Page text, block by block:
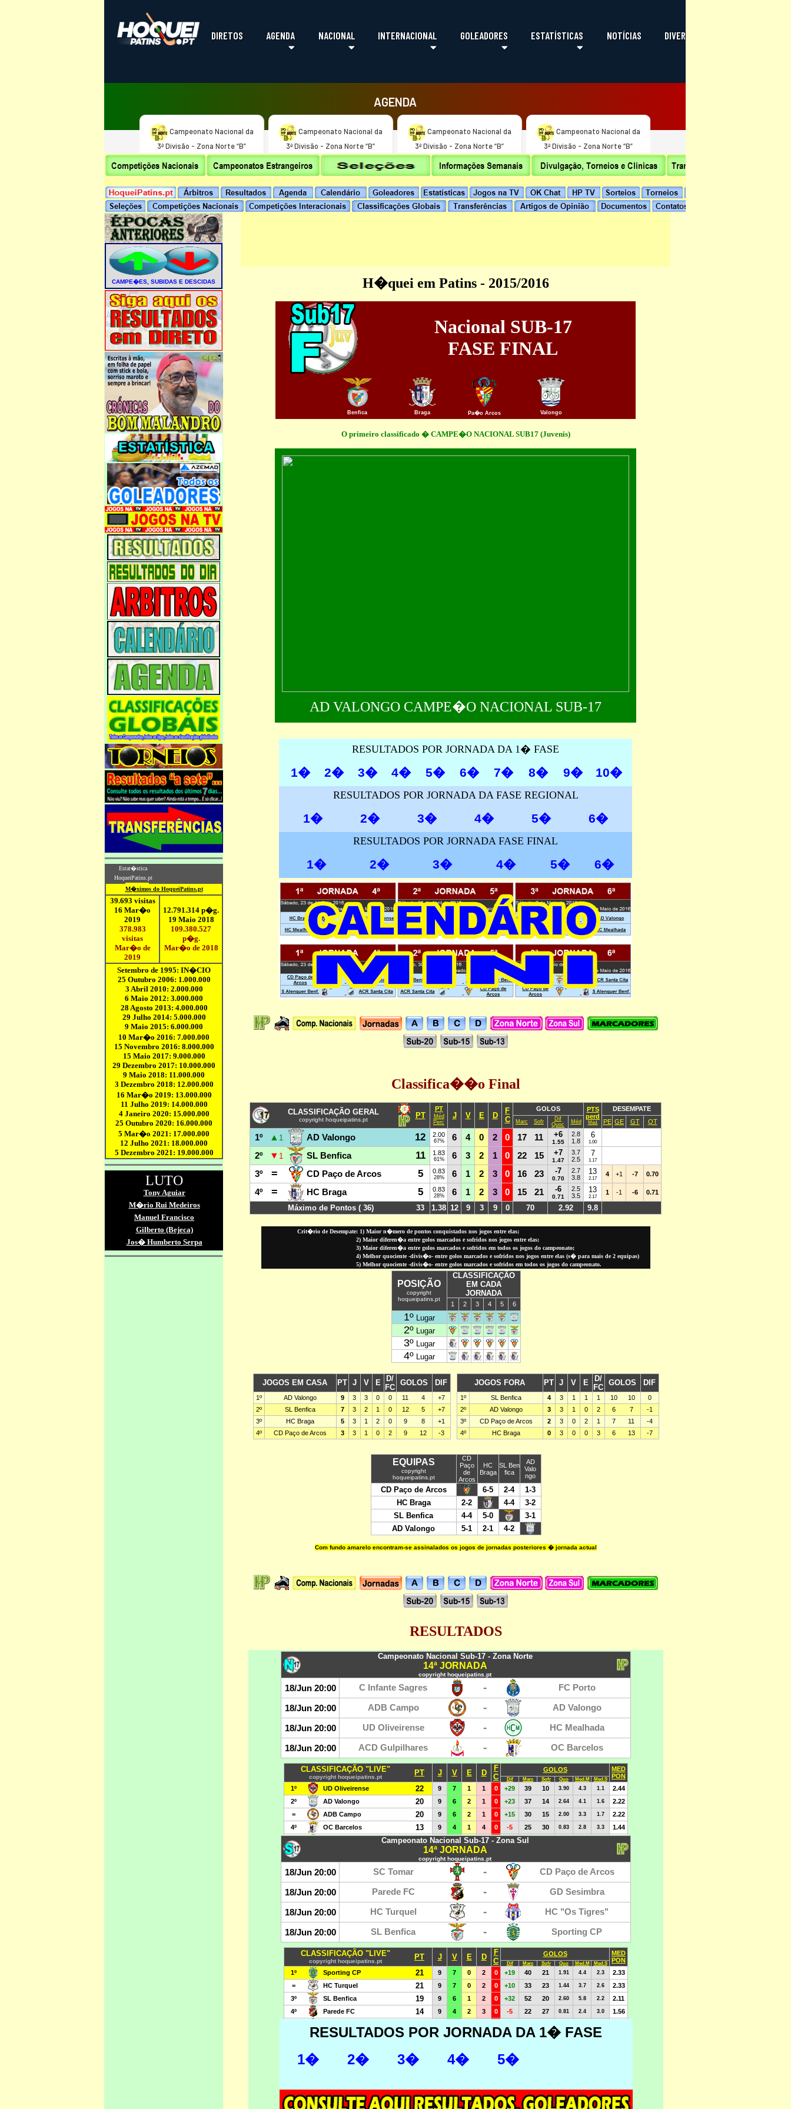
H�quei em Patins - 2015/2016
Nacional SUB-17
FASE FINAL
Benfica Braga Pa�o Arcos Valongo
O primeiro classificado � CAMPE�O NACIONAL SUB17 (Juvenis)
AD VALONGO CAMPE�O NACIONAL SUB-17
RESULTADOS POR JORNADA DA 1� FASE
1� 2� 3� 4� 5� 6� 7� 8� 9� 10�
RESULTADOS POR JORNADA DA FASE REGIONAL
1� 2� 3� 4� 5� 6�
RESULTADOS POR JORNADA FASE FINAL
1� 2� 3� 4� 5� 6�
Classifica��o Final
CLASSIFICAÇÃO GERAL
copyright hoqueipatins.pt PT
PT
Méd
Perc
J V E D
F
C
GOLOS
PTS
perd
Méd.
DESEMPATE
Marc Sofr
Dif
Quoc
Méd PE GE GT QT
1º ▲ 1 AD Valongo 12 2.00
67% 6 4 0 2 0 17 11 +6
1.55
2.8
1.8
6
1.00
2º ▼ 1 SL Benfica 11 1.83
61% 6 3 2 1 0 22 15 +7
1.47
3.7
2.5
7
1.17
3º = CD Paço de Arcos 5 0.83
28% 6 1 2 3 0 16 23 -7
0.70
2.7
3.8
13
2.17
4 +1 -7 0.70
4º = HC Braga 5 0.83
28% 6 1 2 3 0 15 21 -6
0.71
2.5
3.5
13
2.17
1 -1 -6 0.71
Máximo de Pontos ( 36) 33 1.38 12 9 3 9 0 70 2.92 9.8
Crit�rio de Desempate: 1) Maior n�mero de pontos conquistados nos jogos entre elas;
2) Maior diferen�a entre golos marcados e sofridos nos jogos entre elas;
3) Maior diferen�a entre golos marcados e sofridos em todos os jogos do campeonato;
4) Melhor quociente -divis�o- entre golos marcados e sofridos nos jogos entre elas (s� para mais de 2 equipas)
5) Melhor quociente -divis�o- entre golos marcados e sofridos em todos os jogos do campeonato.
Com fundo amarelo encontram-se assinalados os jogos de jornadas posteriores � jornada actual
RESULTADOS